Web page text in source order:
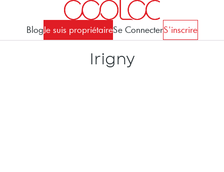
BlogJe suis propriétaireSe ConnecterS'inscrire
Irigny